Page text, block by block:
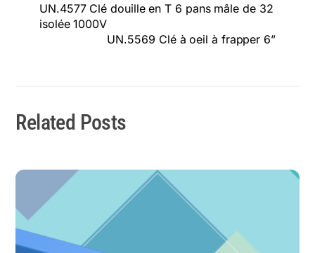
UN.4577 Clé douille en T 6 pans mâle de 32
isolée 1000V
UN.5569 Clé à oeil à frapper 6”
Related Posts